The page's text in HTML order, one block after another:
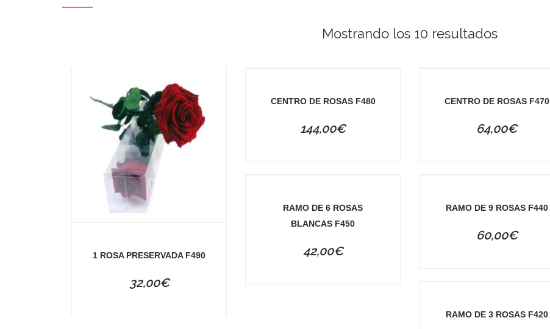
Mostrando los 10 resultados
1 ROSA PRESERVADA F490
32,00€
CENTRO DE ROSAS F480
144,00€
CENTRO DE ROSAS F470
64,00€
RAMO DE 6 ROSAS
BLANCAS F450
42,00€
RAMO DE 9 ROSAS F440
60,00€
RAMO DE 3 ROSAS F420